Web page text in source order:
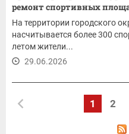
ремонт спортивных
На территории городского
насчитывается более 300
летом жители...
29.06.2026
1 2